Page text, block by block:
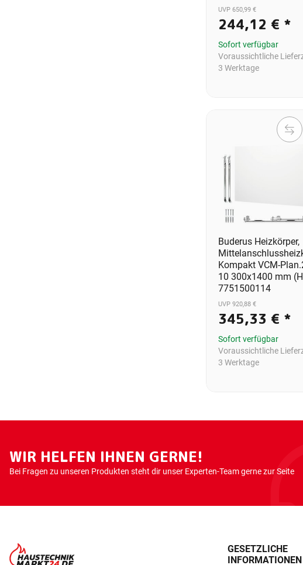
UVP 650,99 €
244,12 € *
Sofort verfügbar
Voraussichtliche
3 Werktage
Buderus Heizkörper,
Kompakt VCM-
10 300x1400 mm
7751500114
UVP 920,88 €
345,33 € *
Sofort verfügbar
Voraussichtliche
3 Werktage
WIR HELFEN IHNEN GERNE!
Bei Fragen zu unseren Produkten steht dir unser Experten-Team gerne zur Seite
GESETZLICHE
INFORMATIONEN